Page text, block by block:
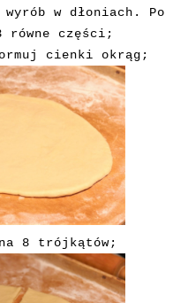
w dłoniach. Po
równe części;
cienki okrąg;
8 trójkątów;